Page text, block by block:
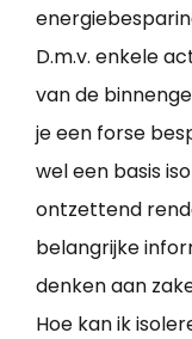
D.m.v. enkele
van de
je een forse
wel een basis
ontzettend
belangrijke
denken aan
Hoe kan ik